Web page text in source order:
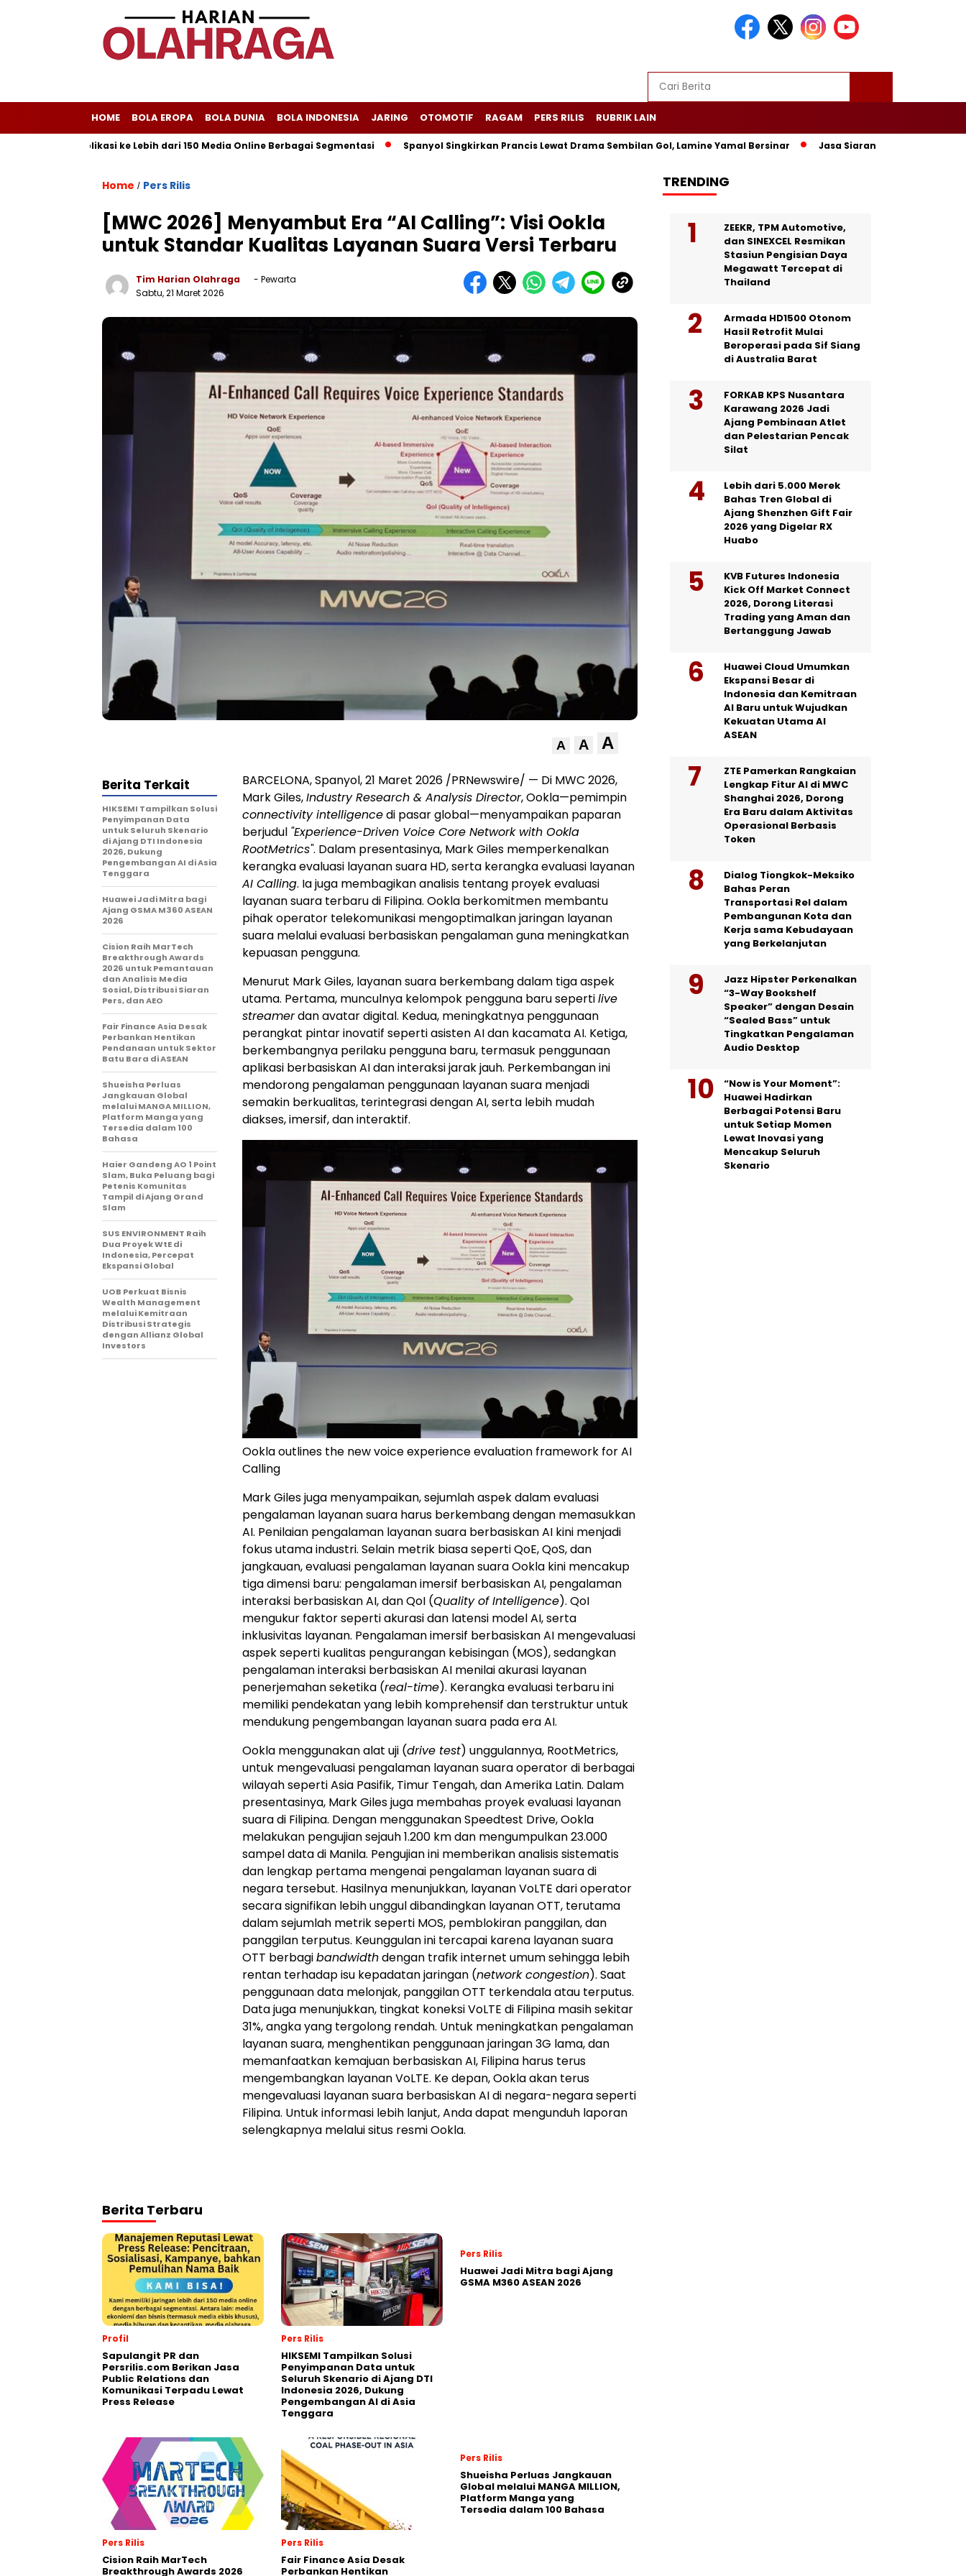
HOME BOLA EROPA BOLA DUNIA BOLA INDONESIA JARING OTOMOTIF RAGAM PERS RILIS RUBRIK LAIN
Publikasi ke Lebih dari 150 Media Online Berbagai Segmentasi Spanyol Singkirkan Prancis Lewat Drama Sembilan Gol, Lamine Yamal Bersinar Jasa Siaran Pers Persriliscom
Home / Pers Rilis
[MWC 2026] Menyambut Era “AI Calling”: Visi Ookla
untuk Standar Kualitas Layanan Suara Versi Terbaru
Tim Harian Olahraga
- Pewarta
Sabtu, 21 Maret 2026
A A A
BARCELONA, Spanyol, 21 Maret 2026 /PRNewswire/ — Di MWC 2026,
Mark Giles,Industry Research & Analysis Director, Ookla—pemimpin
connectivity intelligencedi pasar global—menyampaikan paparan
berjudul "Experience-Driven Voice Core Network with Ookla
RootMetrics". Dalam presentasinya, Mark Giles memperkenalkan
kerangka evaluasi layanan suara HD, serta kerangka evaluasi layanan
AI Calling. Ia juga membagikan analisis tentang proyek evaluasi
layanan suara terbaru di Filipina. Ookla berkomitmen membantu
pihak operator telekomunikasi mengoptimalkan jaringan layanan
suara melalui evaluasi berbasiskan pengalaman guna meningkatkan
kepuasan pengguna.
Menurut Mark Giles, layanan suara berkembang dalam tiga aspek
utama. Pertama, munculnya kelompok pengguna baru sepertilive
streamerdan avatar digital. Kedua, meningkatnya penggunaan
perangkat pintar inovatif seperti asisten AI dan kacamata AI. Ketiga,
berkembangnya perilaku pengguna baru, termasuk penggunaan
aplikasi berbasiskan AI dan interaksi jarak jauh. Perkembangan ini
mendorong pengalaman penggunaan layanan suara menjadi
semakin berkualitas, terintegrasi dengan AI, serta lebih mudah
diakses, imersif, dan interaktif.
Ookla outlines the new voice experience evaluation framework for AI
Calling
Mark Giles juga menyampaikan, sejumlah aspek dalam evaluasi
pengalaman layanan suara harus berkembang dengan memasukkan
AI. Penilaian pengalaman layanan suara berbasiskan AI kini menjadi
fokus utama industri. Selain metrik biasa seperti QoE, QoS, dan
jangkauan, evaluasi pengalaman layanan suara Ookla kini mencakup
tiga dimensi baru: pengalaman imersif berbasiskan AI, pengalaman
interaksi berbasiskan AI, dan QoI (Quality of Intelligence). QoI
mengukur faktor seperti akurasi dan latensi model AI, serta
inklusivitas layanan. Pengalaman imersif berbasiskan AI mengevaluasi
aspek seperti kualitas pengurangan kebisingan (MOS), sedangkan
pengalaman interaksi berbasiskan AI menilai akurasi layanan
penerjemahan seketika (real-time). Kerangka evaluasi terbaru ini
memiliki pendekatan yang lebih komprehensif dan terstruktur untuk
mendukung pengembangan layanan suara pada era AI.
Ookla menggunakan alat uji (drive test) unggulannya, RootMetrics,
untuk mengevaluasi pengalaman layanan suara operator di berbagai
wilayah seperti Asia Pasifik, Timur Tengah, dan Amerika Latin. Dalam
presentasinya, Mark Giles juga membahas proyek evaluasi layanan
suara di Filipina. Dengan menggunakan Speedtest Drive, Ookla
melakukan pengujian sejauh 1.200 km dan mengumpulkan 23.000
sampel data di Manila. Pengujian ini memberikan analisis sistematis
dan lengkap pertama mengenai pengalaman layanan suara di
negara tersebut. Hasilnya menunjukkan, layanan VoLTE dari operator
secara signifikan lebih unggul dibandingkan layanan OTT, terutama
dalam sejumlah metrik seperti MOS, pemblokiran panggilan, dan
panggilan terputus. Keunggulan ini tercapai karena layanan suara
OTT berbagibandwidthdengan trafik internet umum sehingga lebih
rentan terhadap isu kepadatan jaringan (network congestion). Saat
penggunaan data melonjak, panggilan OTT terkendala atau terputus.
Data juga menunjukkan, tingkat koneksi VoLTE di Filipina masih sekitar
31%, angka yang tergolong rendah. Untuk meningkatkan pengalaman
layanan suara, menghentikan penggunaan jaringan 3G lama, dan
memanfaatkan kemajuan berbasiskan AI, Filipina harus terus
mengembangkan layanan VoLTE. Ke depan, Ookla akan terus
mengevaluasi layanan suara berbasiskan AI di negara-negara seperti
Filipina. Untuk informasi lebih lanjut, Anda dapat mengunduh laporan
selengkapnya melalui situs resmi Ookla.
Berita Terkait
HIKSEMI Tampilkan Solusi
Penyimpanan Data
untuk Seluruh Skenario
di Ajang DTI Indonesia
2026, Dukung
Pengembangan AI di Asia
Tenggara
Huawei Jadi Mitra bagi
Ajang GSMA M360 ASEAN
2026
Cision Raih MarTech
Breakthrough Awards
2026 untuk Pemantauan
dan Analisis Media
Sosial, Distribusi Siaran
Pers, dan AEO
Fair Finance Asia Desak
Perbankan Hentikan
Pendanaan untuk Sektor
Batu Bara di ASEAN
Shueisha Perluas
Jangkauan Global
melalui MANGA MILLION,
Platform Manga yang
Tersedia dalam 100
Bahasa
Haier Gandeng AO 1 Point
Slam, Buka Peluang bagi
Petenis Komunitas
Tampil di Ajang Grand
Slam
SUS ENVIRONMENT Raih
Dua Proyek WtE di
Indonesia, Percepat
Ekspansi Global
UOB Perkuat Bisnis
Wealth Management
melalui Kemitraan
Distribusi Strategis
dengan Allianz Global
Investors
Berita Terbaru
Profil
Sapulangit PR dan
Persrilis.com Berikan Jasa
Public Relations dan
Komunikasi Terpadu Lewat
Press Release
Pers Rilis
HIKSEMI Tampilkan Solusi
Penyimpanan Data untuk
Seluruh Skenario di Ajang DTI
Indonesia 2026, Dukung
Pengembangan AI di Asia
Tenggara
Pers Rilis
Huawei Jadi Mitra bagi Ajang
GSMA M360 ASEAN 2026
Pers Rilis
Cision Raih MarTech
Breakthrough Awards 2026
Pers Rilis
Fair Finance Asia Desak
Perbankan Hentikan
Pers Rilis
Shueisha Perluas Jangkauan
Global melalui MANGA MILLION,
Platform Manga yang
Tersedia dalam 100 Bahasa
TRENDING
ZEEKR, TPM Automotive,
dan SINEXCEL Resmikan
Stasiun Pengisian Daya
Megawatt Tercepat di
Thailand
Armada HD1500 Otonom
Hasil Retrofit Mulai
Beroperasi pada Sif Siang
di Australia Barat
FORKAB KPS Nusantara
Karawang 2026 Jadi
Ajang Pembinaan Atlet
dan Pelestarian Pencak
Silat
Lebih dari 5.000 Merek
Bahas Tren Global di
Ajang Shenzhen Gift Fair
2026 yang Digelar RX
Huabo
KVB Futures Indonesia
Kick Off Market Connect
2026, Dorong Literasi
Trading yang Aman dan
Bertanggung Jawab
Huawei Cloud Umumkan
Ekspansi Besar di
Indonesia dan Kemitraan
AI Baru untuk Wujudkan
Kekuatan Utama AI
ASEAN
ZTE Pamerkan Rangkaian
Lengkap Fitur AI di MWC
Shanghai 2026, Dorong
Era Baru dalam Aktivitas
Operasional Berbasis
Token
Dialog Tiongkok-Meksiko
Bahas Peran
Transportasi Rel dalam
Pembangunan Kota dan
Kerja sama Kebudayaan
yang Berkelanjutan
Jazz Hipster Perkenalkan
“3-Way Bookshelf
Speaker” dengan Desain
“Sealed Bass” untuk
Tingkatkan Pengalaman
Audio Desktop
“Now is Your Moment”:
Huawei Hadirkan
Berbagai Potensi Baru
untuk Setiap Momen
Lewat Inovasi yang
Mencakup Seluruh
Skenario